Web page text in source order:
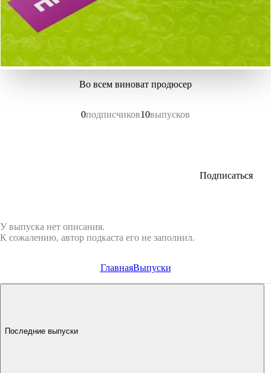
Во всем виноват продюсер
0подписчиков10выпусков
Подписаться
У выпуска нет описания.
К сожалению, автор подкаста его не заполнил.
ГлавнаяВыпуски
Последние выпуски